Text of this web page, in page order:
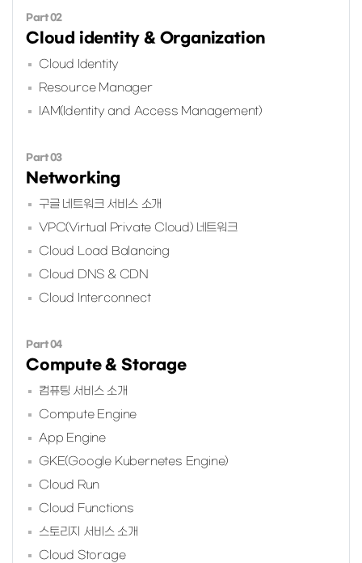
Part 02
Cloud identity & Organization
Cloud Identity
Resource Manager
IAM(Identity and Access Management)
Part 03
Networking
구글 네트워크 서비스 소개
VPC(Virtual Private Cloud) 네트워크
Cloud Load Balancing
Cloud DNS & CDN
Cloud Interconnect
Part 04
Compute & Storage
컴퓨팅 서비스 소개
Compute Engine
App Engine
GKE(Google Kubernetes Engine)
Cloud Run
Cloud Functions
스토리지 서비스 소개
Cloud Storage